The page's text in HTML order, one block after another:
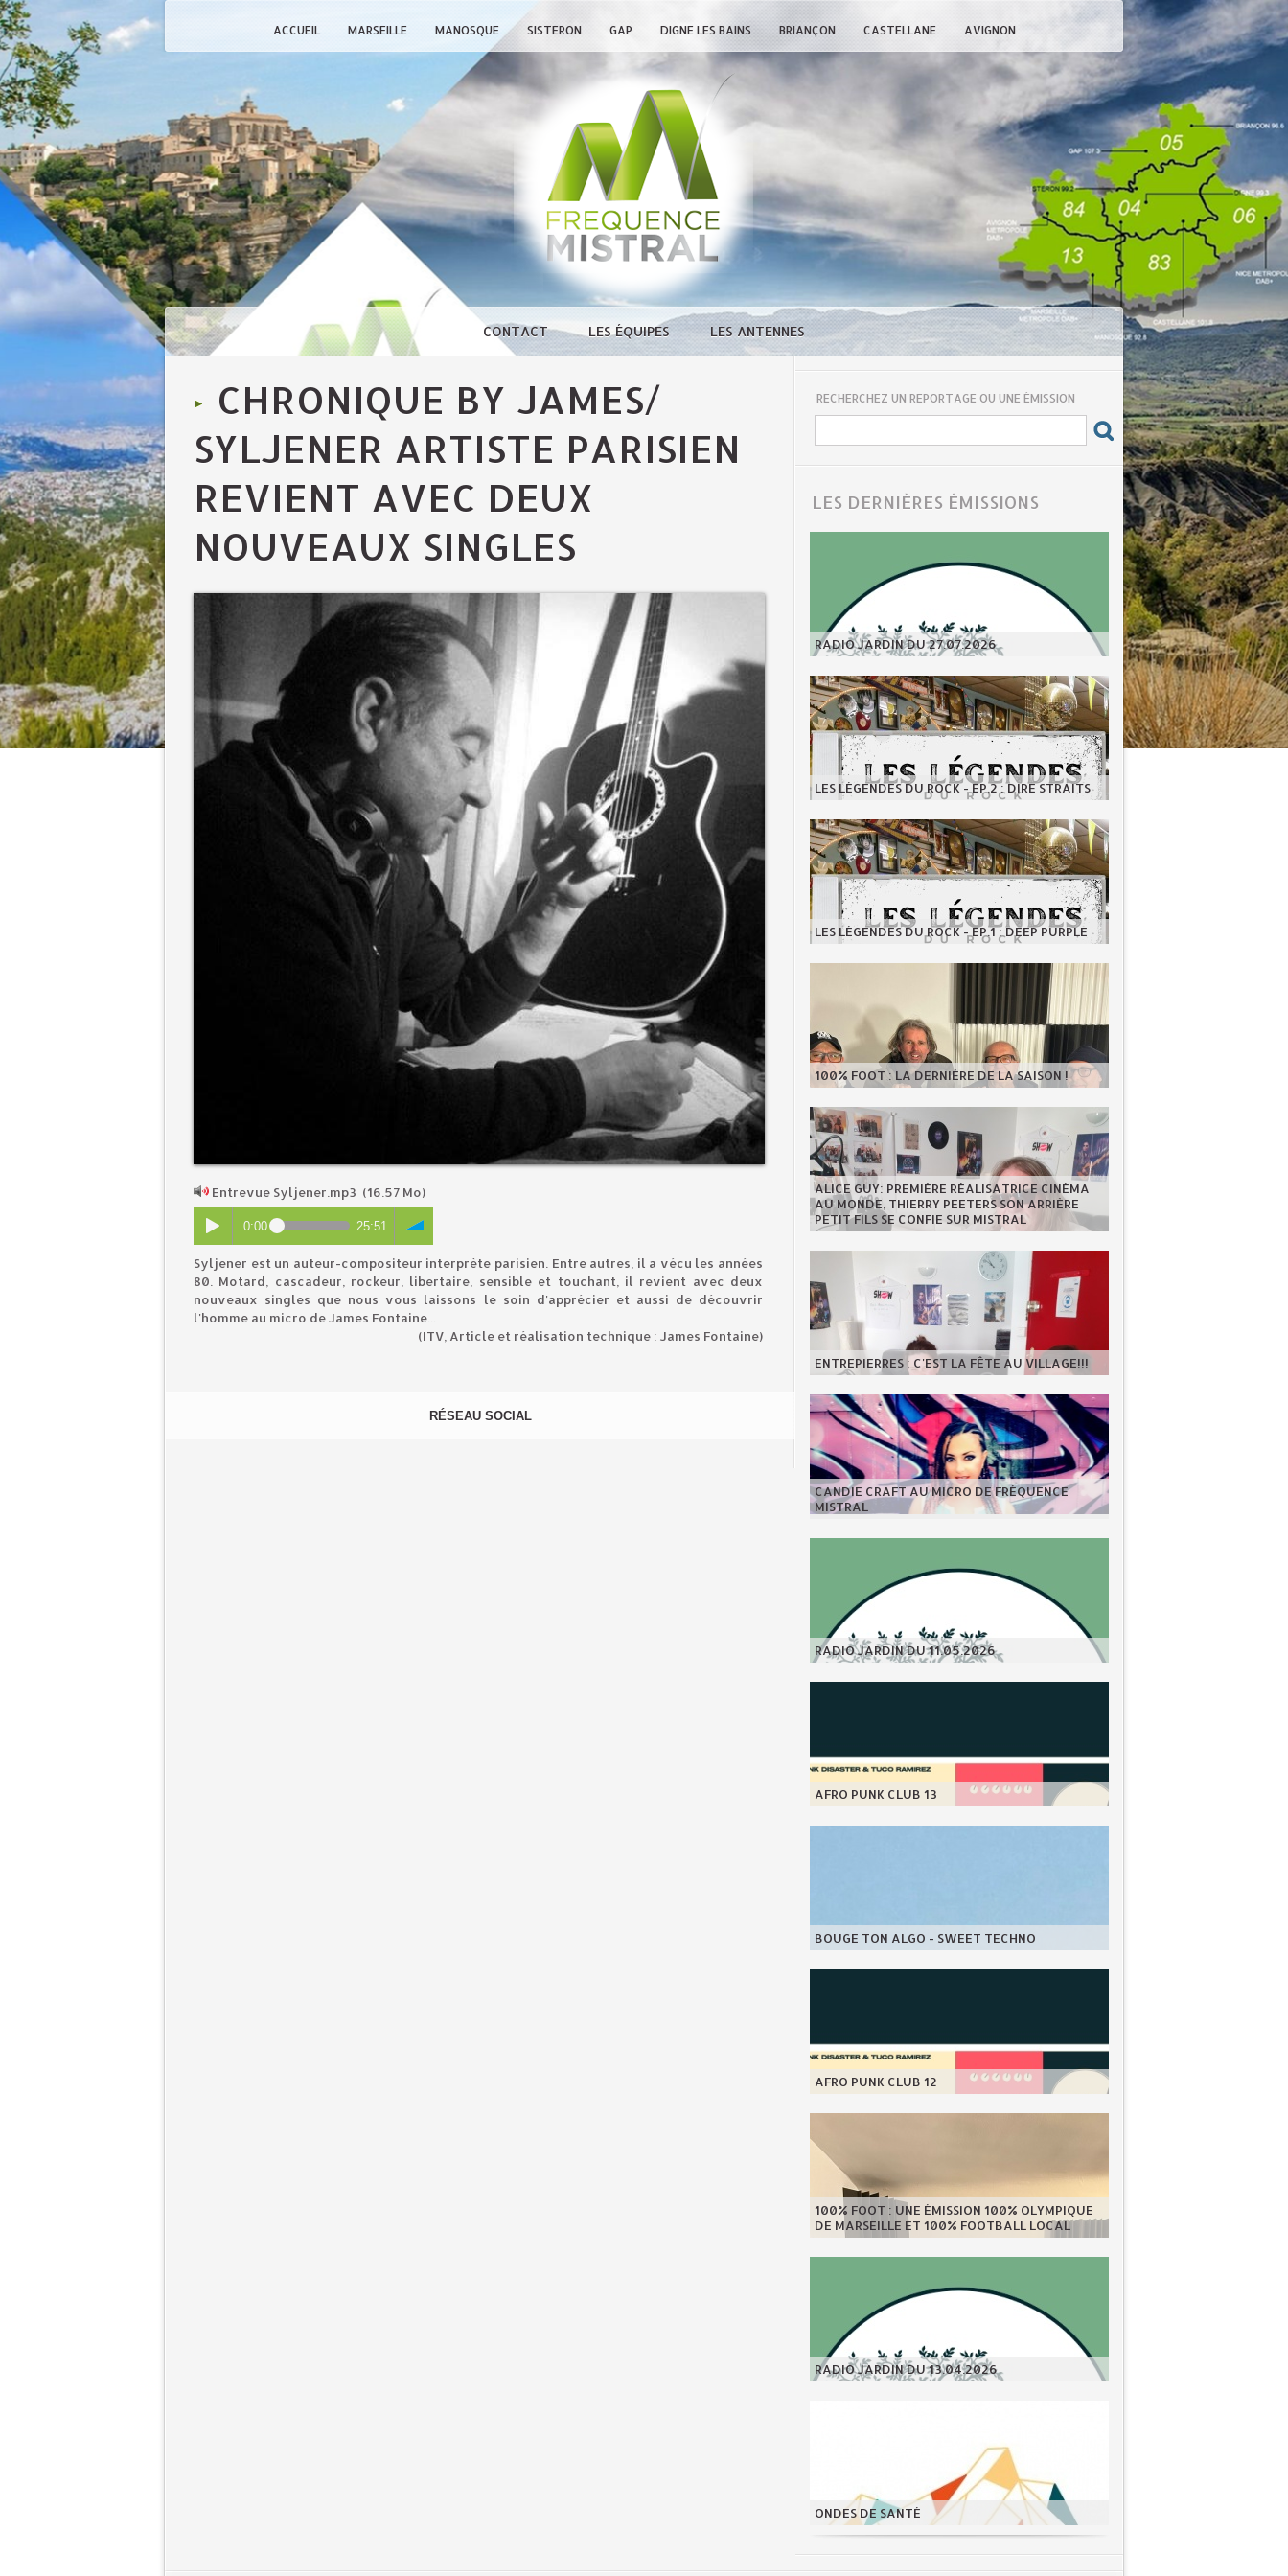
ACCUEIL MARSEILLE MANOSQUE SISTERON GAP DIGNE LES BAINS BRIANÇON CASTELLANE AVIGNON
CONTACT LES ÉQUIPES LES ANTENNES
CHRONIQUE BY JAMES/
SYLJENER ARTISTE PARISIEN
REVIENT AVEC DEUX
NOUVEAUX SINGLES
Entrevue Syljener.mp3 (16.57 Mo)
0:00 25:51
Syljener est un auteur-compositeur interprète parisien. Entre autres, il a vécu les années
80. Motard, cascadeur, rockeur, libertaire, sensible et touchant, il revient avec deux
nouveaux singles que nous vous laissons le soin d'apprécier et aussi de découvrir
l'homme au micro de James Fontaine...
(ITV, Article et réalisation technique : James Fontaine)
RÉSEAU SOCIAL
RECHERCHEZ UN REPORTAGE OU UNE ÉMISSION
LES DERNIÈRES ÉMISSIONS
RADIO JARDIN DU 27.07.2026
LES LÉGENDES DU ROCK - EP.2 : DIRE STRAITS
LES LÉGENDES DU ROCK - EP.1 : DEEP PURPLE
100% FOOT : LA DERNIÈRE DE LA SAISON !
ALICE GUY: PREMIÈRE RÉALISATRICE CINÉMA
AU MONDE, THIERRY PEETERS SON ARRIÈRE
PETIT FILS SE CONFIE SUR MISTRAL
ENTREPIERRES : C'EST LA FÊTE AU VILLAGE!!!
CANDIE CRAFT AU MICRO DE FRÉQUENCE
MISTRAL
RADIO JARDIN DU 11.05.2026
AFRO PUNK CLUB 13
BOUGE TON ALGO - SWEET TECHNO
AFRO PUNK CLUB 12
100% FOOT : UNE ÉMISSION 100% OLYMPIQUE
DE MARSEILLE ET 100% FOOTBALL LOCAL
RADIO JARDIN DU 13.04.2026
ONDES DE SANTÉ